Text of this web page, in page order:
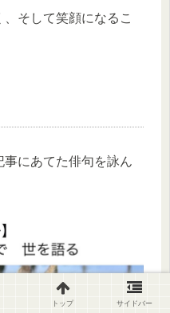
そして笑顔になるこ
にあてた俳句を詠ん
トップ サイドバー